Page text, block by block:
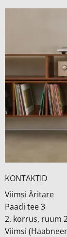
KONTAKTID
Viimsi Äritare
Paadi tee 3
2. korrus, ruum
Viimsi